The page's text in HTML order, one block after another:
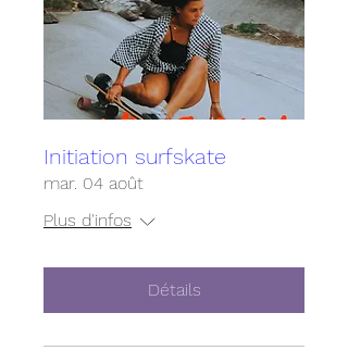
Initiation surfskate
mar. 04 août
Plus d'infos
Détails